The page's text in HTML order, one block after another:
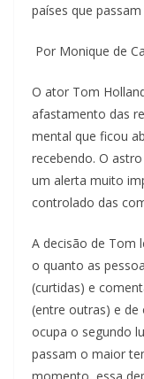
países que
Por Monique de
O ator Tom
afastamento das
mental que ficou
recebendo. O
um alerta muito
controlado das
A decisão de Tom
o quanto as
(curtidas) e
(entre outras) e de
ocupa o segundo
passam o maior
momento, essa